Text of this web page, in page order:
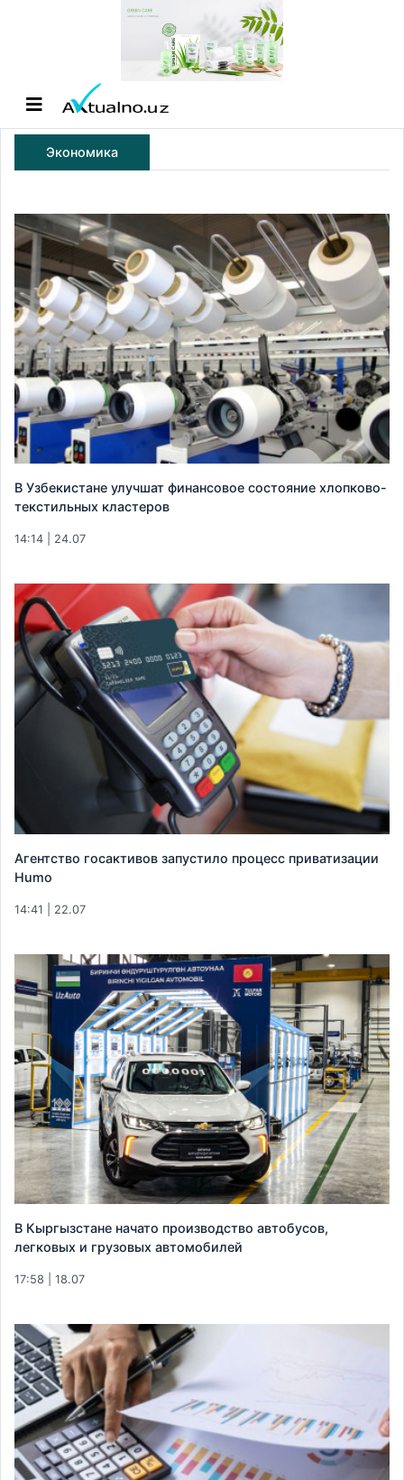
Экономика
В Узбекистане улучшат финансовое состояние хлопково-
текстильных кластеров
14:14 | 24.07
Агентство госактивов запустило процесс приватизации
Humo
14:41 | 22.07
В Кыргызстане начато производство автобусов,
легковых и грузовых автомобилей
17:58 | 18.07